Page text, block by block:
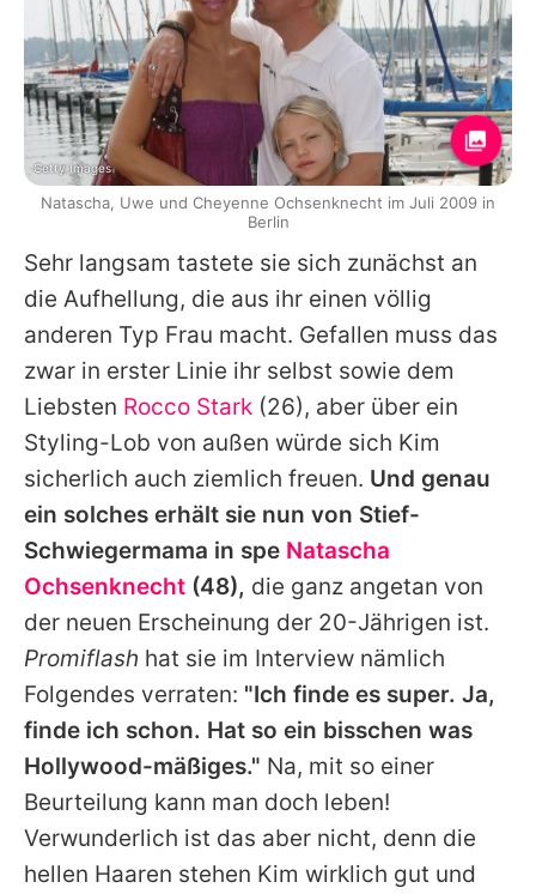
Sehr langsam tastete sie sich zunächst an
die Aufhellung, die aus ihr einen völlig
anderen Typ Frau macht. Gefallen muss das
zwar in erster Linie ihr selbst sowie dem
Liebsten Rocco Stark (26), aber über ein
Styling-Lob von außen würde sich Kim
sicherlich auch ziemlich freuen. Und genau
ein solches erhält sie nun von Stief-
Schwiegermama in spe Natascha
Ochsenknecht (48), die ganz angetan von
der neuen Erscheinung der 20-Jährigen ist.
Promiflash hat sie im Interview nämlich
Folgendes verraten: "Ich finde es super. Ja,
finde ich schon. Hat so ein bisschen was
Hollywood-mäßiges." Na, mit so einer
Beurteilung kann man doch leben!
Verwunderlich ist das aber nicht, denn die
hellen Haaren stehen Kim wirklich gut und
Getty Images
Natascha, Uwe und Cheyenne Ochsenknecht im Juli 2009 in
Berlin